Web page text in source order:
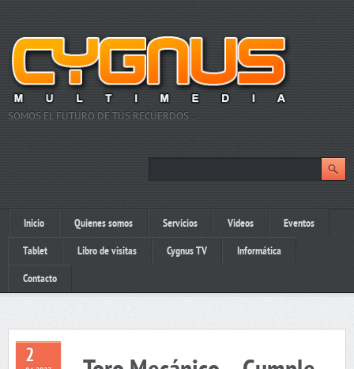
SOMOS EL FUTURO DE TUS RECUERDOS…
Inicio Quienes somos Servicios Videos Eventos
Tablet Libro de visitas Cygnus TV Informática
Contacto
2